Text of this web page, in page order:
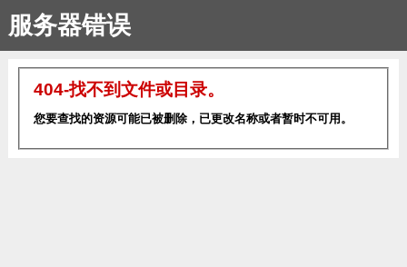
服务器错误
404-找不到文件或目录。
您要查找的资源可能已被删除，已更改名称或者暂时不可用。